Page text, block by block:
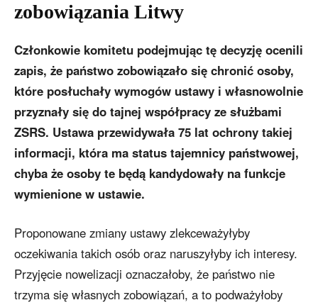
zobowiązania Litwy
Członkowie komitetu podejmując tę decyzję ocenili
zapis, że państwo zobowiązało się chronić osoby,
które posłuchały wymogów ustawy i własnowolnie
przyznały się do tajnej współpracy ze służbami
ZSRS. Ustawa przewidywała 75 lat ochrony takiej
informacji, która ma status tajemnicy państwowej,
chyba że osoby te będą kandydowały na funkcje
wymienione w ustawie.
Proponowane zmiany ustawy zlekceważyłyby
oczekiwania takich osób oraz naruszyłyby ich interesy.
Przyjęcie nowelizacji oznaczałoby, że państwo nie
trzyma się własnych zobowiązań, a to podważyłoby